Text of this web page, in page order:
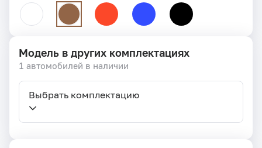
Модель в других комплектациях
1 автомобилей в наличии
Выбрать комплектацию